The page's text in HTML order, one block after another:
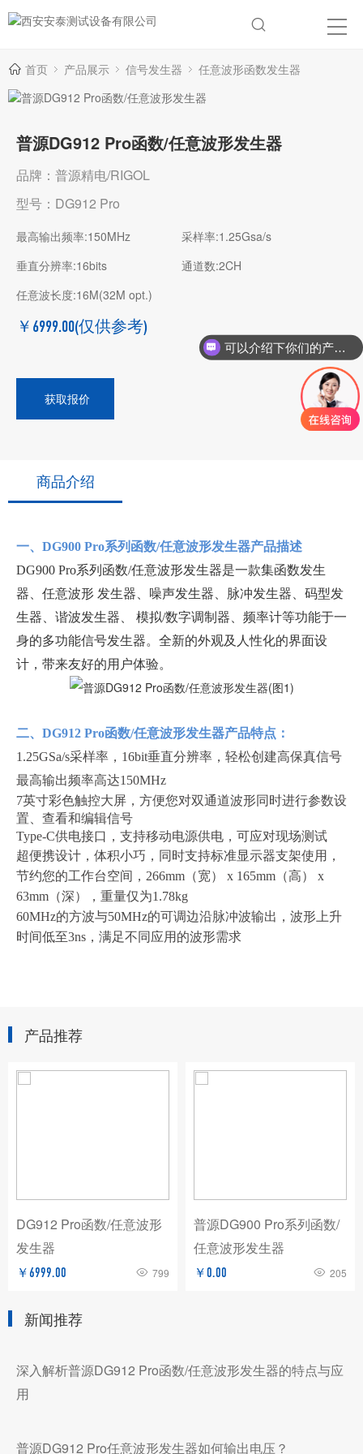
首页 产品展示 信号发生器 任意波形函数发生器
普源DG912 Pro函数/任意波形发生器
品牌：普源精电/RIGOL
型号：DG912 Pro
最高输出频率:150MHz
采样率:1.25Gsa/s
垂直分辨率:16bits
通道数:2CH
任意波长度:16M(32M opt.)
￥6999.00(仅供参考)
获取报价
商品介绍
一、DG900 Pro系列函数/任意波形发生器产品描述
DG900 Pro系列函数/任意波形发生器是一款集函数发生
器、任意波形 发生器、噪声发生器、脉冲发生器、码型发
生器、谐波发生器、 模拟/数字调制器、频率计等功能于一
身的多功能信号发生器。全新的外观及人性化的界面设
计，带来友好的用户体验。
二、 DG912 Pro函数/任意波形发生器产品特点：
1.25GSa/s采样率，16bit垂直分辨率，轻松创建高保真信号
最高输出频率高达150MHz
7英寸彩色触控大屏，方便您对双通道波形同时进行参数设
置、查看和编辑信号
Type-C供电接口，支持移动电源供电，可应对现场测试
超便携设计，体积小巧，同时支持标准显示器支架使用，
节约您的工作台空间，266mm（宽） x 165mm（高） x
63mm（深），重量仅为1.78kg
60MHz的方波与50MHz的可调边沿脉冲波输出，波形上升
时间低至3ns，满足不同应用的波形需求
产品推荐
DG912 Pro函数/任意波形
发生器
￥6999.00 799
普源DG900 Pro系列函数/
任意波形发生器
￥0.00 205
新闻推荐
深入解析普源DG912 Pro函数/任意波形发生器的特点与应
用
普源DG912 Pro任意波形发生器如何输出电压？
可以介绍下你们的产品么？